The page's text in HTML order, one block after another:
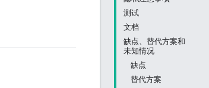
测试
文档
缺点、替代方案和
未知情况
缺点
替代方案